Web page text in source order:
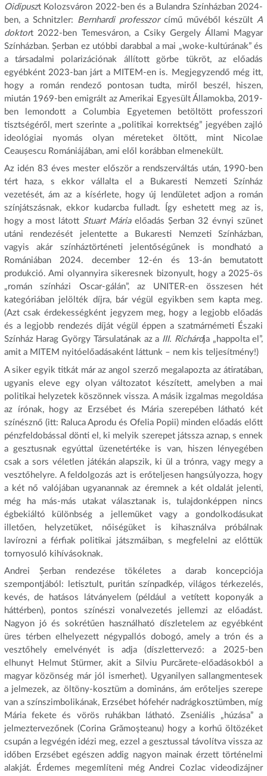
Oidipuszt Kolozsváron 2022-ben és a Bulandra Színházban 2024-
ben, a Schnitzler: Bernhardi professzorcímű művéből készült A
doktort 2022-ben Temesváron, a Csiky Gergely Állami Magyar
Színházban. Șerban ez utóbbi darabbal a mai „woke-kultúrának” és
a társadalmi polarizációnak állított görbe tükröt, az előadás
egyébként 2023-ban járt a MITEM-en is. Megjegyzendő még itt,
hogy a román rendező pontosan tudta, miről beszél, hiszen,
miután 1969-ben emigrált az Amerikai Egyesült Államokba, 2019-
ben lemondott a Columbia Egyetemen betöltött professzori
tisztségéről, mert szerinte a „politikai korrektség” jegyében zajló
ideológiai nyomás olyan méreteket öltött, mint Nicolae
Ceaușescu Romániájában, ami elől korábban elmenekült.
Az idén 83 éves mester először a rendszerváltás után, 1990-ben
tért haza, s ekkor vállalta el a Bukaresti Nemzeti Színház
vezetését, ám az a kísérlete, hogy új lendületet adjon a román
színjátszásnak, ekkor kudarcba fulladt. Így eshetett meg az is,
hogy a most látott Stuart Máriaelőadás Șerban 32 évnyi szünet
utáni rendezését jelentette a Bukaresti Nemzeti Színházban,
vagyis akár színháztörténeti jelentőségűnek is mondható a
Romániában 2024. december 12-én és 13-án bemutatott
produkció. Ami olyannyira sikeresnek bizonyult, hogy a 2025-ös
„román színházi Oscar-gálán”, az UNITER-en összesen hét
kategóriában jelölték díjra, bár végül egyikben sem kapta meg.
(Azt csak érdekességként jegyzem meg, hogy a legjobb előadás
és a legjobb rendezés díját végül éppen a szatmárnémeti Északi
Színház Harag György Társulatának az a III. Richárdja „happolta el”,
amit a MITEM nyitóelőadásaként láttunk – nem kis teljesítmény!)
A siker egyik titkát már az angol szerző megalapozta az átiratában,
ugyanis eleve egy olyan változatot készített, amelyben a mai
politikai helyzetek köszönnek vissza. A másik izgalmas megoldása
az írónak, hogy az Erzsébet és Mária szerepében látható két
színésznő (itt: Raluca Aprodu és Ofelia Popii) minden előadás előtt
pénzfeldobással dönti el, ki melyik szerepet játssza aznap, s ennek
a gesztusnak egyúttal üzenetértéke is van, hiszen lényegében
csak a sors véletlen játékán alapszik, ki ül a trónra, vagy megy a
vesztőhelyre. A feldolgozás azt is erőteljesen hangsúlyozza, hogy
a két nő valójában ugyanannak az éremnek a két oldalát jelenti,
még ha más-más utakat választanak is, tulajdonképpen nincs
égbekiáltó különbség a jellemüket vagy a gondolkodásukat
illetően, helyzetüket, nőiségüket is kihasználva próbálnak
lavírozni a férfiak politikai játszmáiban, s megfelelni az előttük
tornyosuló kihívásoknak.
Andrei Șerban rendezése tökéletes a darab koncepciója
szempontjából: letisztult, puritán színpadkép, világos térkezelés,
kevés, de hatásos látványelem (például a vetített koponyák a
háttérben), pontos színészi vonalvezetés jellemzi az előadást.
Nagyon jó és sokrétűen használható díszletelem az egyébként
üres térben elhelyezett négypallós dobogó, amely a trón és a
vesztőhely emelvényét is adja (díszlettervező: a 2025-ben
elhunyt Helmut Stürmer, akit a Silviu Purcărete-előadásokból a
magyar közönség már jól ismerhet). Ugyanilyen sallangmentesek
a jelmezek, az öltöny-kosztüm a domináns, ám erőteljes szerepe
van a színszimbolikának, Erzsébet hófehér nadrágkosztümben, míg
Mária fekete és vörös ruhákban látható. Zseniális „húzása” a
jelmeztervezőnek (Corina Grămoşteanu) hogy a korhű öltözéket
csupán a legvégén idézi meg, ezzel a gesztussal távolítva vissza az
időben Erzsébet egészen addig nagyon mainak érzett történelmi
alakját. Érdemes megemlíteni még Andrei Cozlac videodizájner